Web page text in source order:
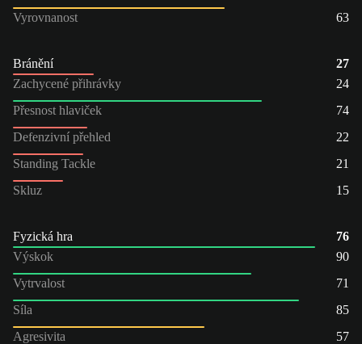
Vyrovnanost
63
Bránění
27
Zachycené přihrávky
24
Přesnost hlaviček
74
Defenzivní přehled
22
Standing Tackle
21
Skluz
15
Fyzická hra
76
Výskok
90
Vytrvalost
71
Síla
85
Agresivita
57